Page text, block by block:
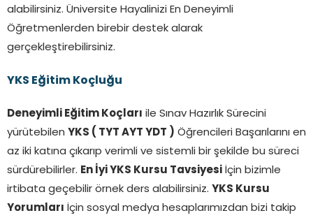
alabilirsiniz. Üniversite Hayalinizi En Deneyimli
Öğretmenlerden birebir destek alarak
gerçekleştirebilirsiniz.
YKS Eğitim Koçluğu
Deneyimli Eğitim Koçları
ile Sınav Hazırlık Sürecini
yürütebilen YKS ( TYT AYT YDT ) Öğrencileri Başarılarını en
az iki katına çıkarıp verimli ve sistemli bir şekilde bu süreci
sürdürebilirler. En İyi YKS Kursu Tavsiyesi
İçin bizimle
irtibata geçebilir örnek ders alabilirsiniz. YKS Kursu
Yorumları
İçin sosyal medya hesaplarımızdan bizi takip